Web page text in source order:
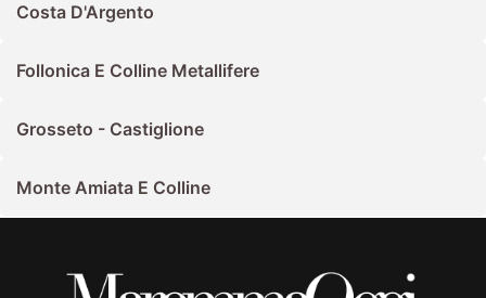
Costa D'Argento
Follonica E Colline Metallifere
Grosseto - Castiglione
Monte Amiata E Colline